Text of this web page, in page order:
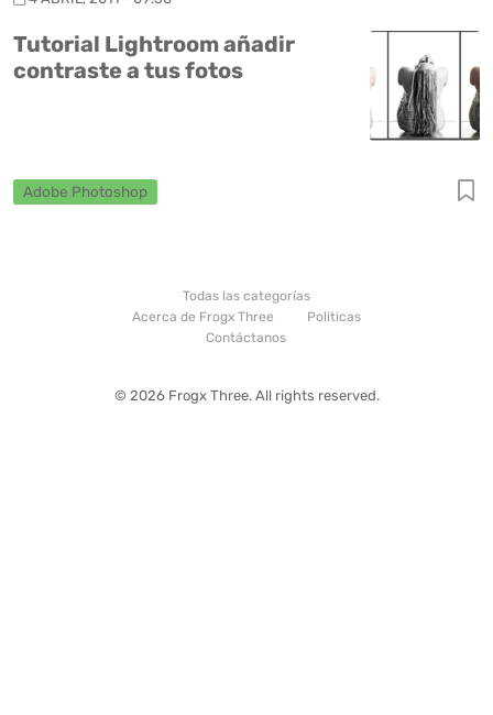
Tutorial Lightroom añadir
contraste a tus fotos
Adobe Photoshop
Todas las categorías
Acerca de Frogx Three
Politicas
Contáctanos
© 2026 Frogx Three. All rights reserved.